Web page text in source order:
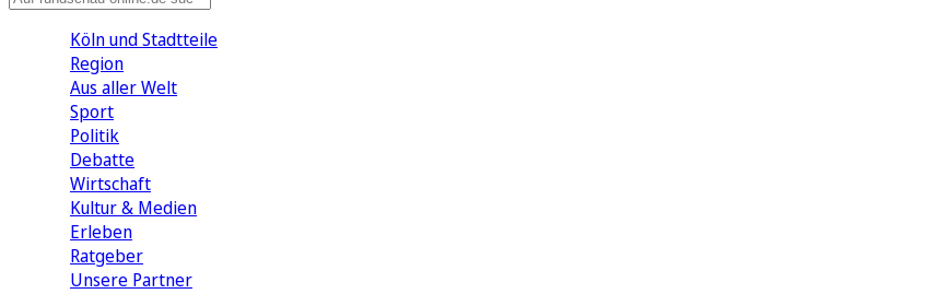
Köln und Stadtteile
Region
Aus aller Welt
Sport
Politik
Debatte
Wirtschaft
Kultur & Medien
Erleben
Ratgeber
Unsere Partner